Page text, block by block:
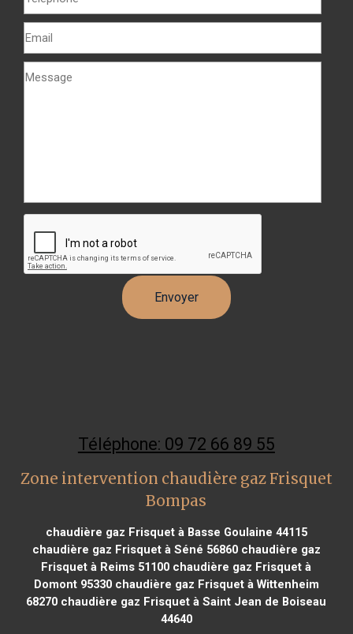
Téléphone: 09 72 66 89 55
Zone intervention chaudière gaz Frisquet
Bompas
chaudière gaz Frisquet à Basse Goulaine 44115
chaudière gaz Frisquet à Séné 56860chaudière gaz
Frisquet à Reims 51100 chaudière gaz Frisquet à
Domont 95330chaudière gaz Frisquet à Wittenheim
68270 chaudière gaz Frisquet à Saint Jean de Boiseau
44640